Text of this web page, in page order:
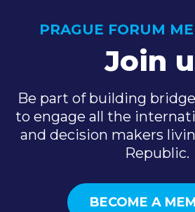
PRAGUE FORUM
Join
Be part of building
to engage all the
and decision makers
Republic.
BECOME A